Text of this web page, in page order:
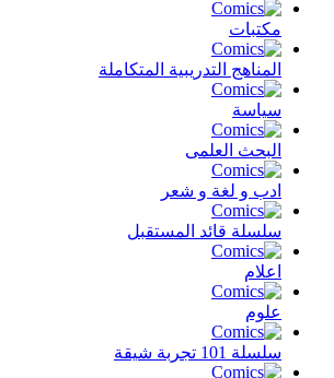
مكتبات
المناهج التدريبية المتكاملة
سياسة
البحث العلمى
ادب و لغة و شعر
سلسلة قائد المستقبل
اعلام
علوم
سلسلة 101 تجربة شيقة